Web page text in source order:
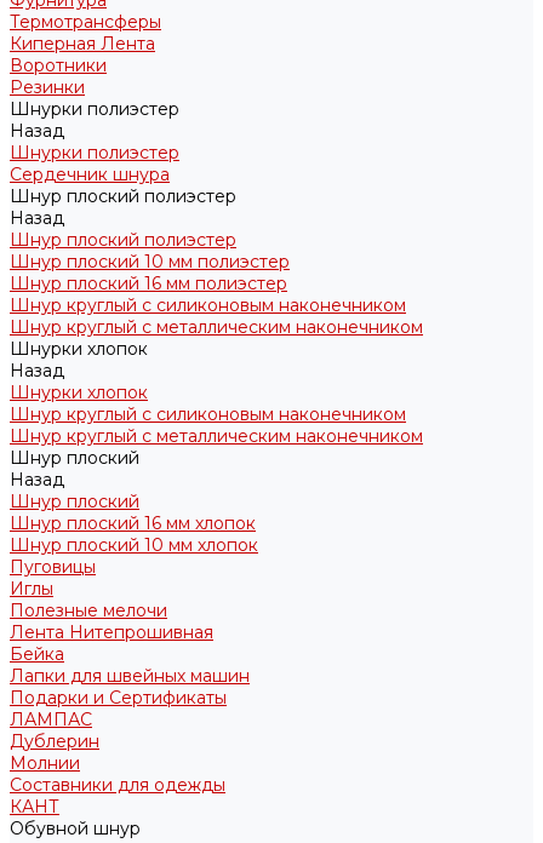
Термотрансферы
Киперная Лента
Воротники
Резинки
Шнурки полиэстер
Назад
Шнурки полиэстер
Сердечник шнура
Шнур плоский полиэстер
Назад
Шнур плоский полиэстер
Шнур плоский 10 мм полиэстер
Шнур плоский 16 мм полиэстер
Шнур круглый с силиконовым наконечником
Шнур круглый с металлическим наконечником
Шнурки хлопок
Назад
Шнурки хлопок
Шнур круглый с силиконовым наконечником
Шнур круглый с металлическим наконечником
Шнур плоский
Назад
Шнур плоский
Шнур плоский 16 мм хлопок
Шнур плоский 10 мм хлопок
Пуговицы
Иглы
Полезные мелочи
Лента Нитепрошивная
Бейка
Лапки для швейных машин
Подарки и Сертификаты
ЛАМПАС
Дублерин
Молнии
Составники для одежды
КАНТ
Обувной шнур